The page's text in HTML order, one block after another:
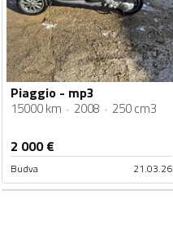
Piaggio - mp3
15000 km 2008 250 cm3
2 000€
Budva 21.03.26